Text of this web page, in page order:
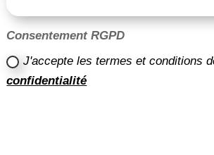
Consentement RGPD
J'accepte les termes et conditions
confidentialité